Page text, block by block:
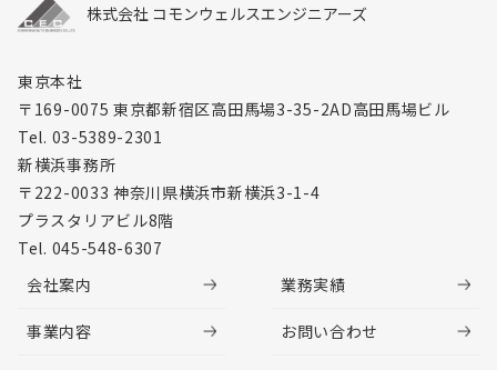
株式会社 コモンウェルスエンジニアーズ
東京本社
〒169-0075 東京都新宿区高田馬場3-35-2AD高田馬場ビル
Tel. 03-5389-2301
新横浜事務所
〒222-0033 神奈川県横浜市新横浜3-1-4
プラスタリアビル8階
Tel. 045-548-6307
会社案内
事業内容
業務実績
お問い合わせ